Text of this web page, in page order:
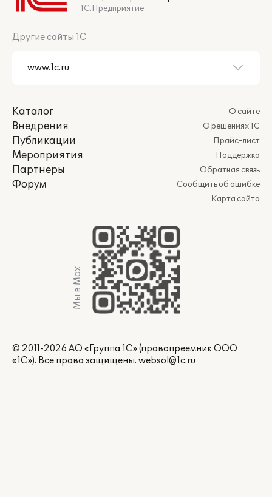
1С:Предприятие
Другие сайты 1С
Каталог
Внедрения
Публикации
Мероприятия
Партнеры
Форум
О сайте
О решениях 1С
Прайс-лист
Поддержка
Обратная связь
Сообщить об ошибке
Карта сайта
Мы в Max
© 2011-2026 АО «Группа 1С» (правопреемник ООО
«1С»). Все права защищены. websol@1c.ru